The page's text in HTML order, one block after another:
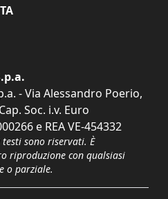
- Via Alessandro Poerio,
Soc. i.v. Euro
e REA VE-454332
sono riservati. È
riproduzione con qualsiasi
o parziale.